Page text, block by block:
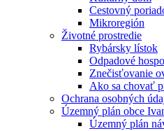
Cestovný
Mikroregión
Životné prostredie
Rybársky lístok
Odpadové
Znečisťovanie
Ako sa chovať
Ochrana osobných
Územný plán obce
Územný plán